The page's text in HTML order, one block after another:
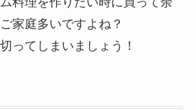
家庭多いですよね？
ってしまいましょう！